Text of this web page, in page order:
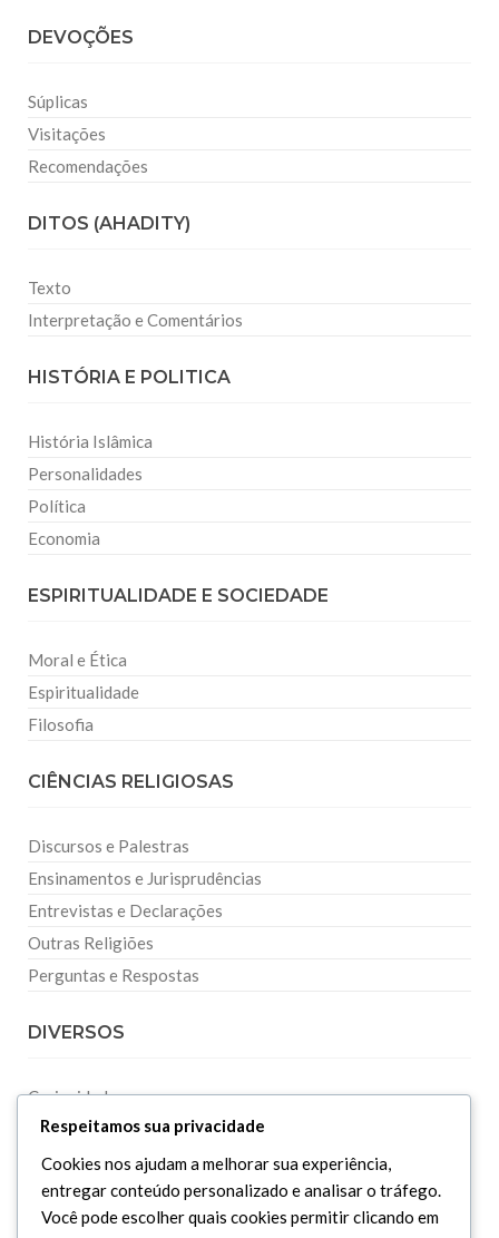
DEVOÇÕES
Súplicas
Visitações
Recomendações
DITOS (AHADITY)
Texto
Interpretação e Comentários
HISTÓRIA E POLITICA
História Islâmica
Personalidades
Política
Economia
ESPIRITUALIDADE E SOCIEDADE
Moral e Ética
Espiritualidade
Filosofia
CIÊNCIAS RELIGIOSAS
Discursos e Palestras
Ensinamentos e Jurisprudências
Entrevistas e Declarações
Outras Religiões
Perguntas e Respostas
DIVERSOS
Curiosidades
Dicionário Islâmico
Downloads
Respeitamos sua privacidade
Cookies nos ajudam a melhorar sua experiência,
entregar conteúdo personalizado e analisar o tráfego.
Você pode escolher quais cookies permitir clicando em